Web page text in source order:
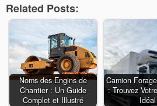
Related Posts:
Noms des Engins de
Chantier : Un Guide
Complet et Illustré
Camion
: Trouvez
Idéal